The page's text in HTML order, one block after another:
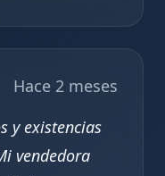
Hace 2 meses
y existencias
vendedora